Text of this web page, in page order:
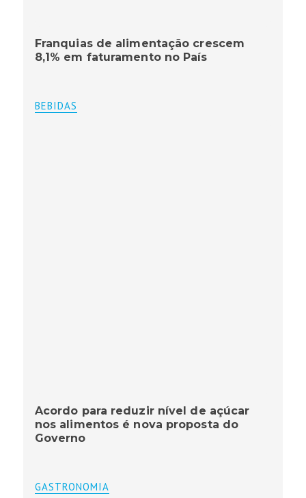
Franquias de alimentação crescem
8,1% em faturamento no País
BEBIDAS
Acordo para reduzir nível de açúcar
nos alimentos é nova proposta do
Governo
GASTRONOMIA